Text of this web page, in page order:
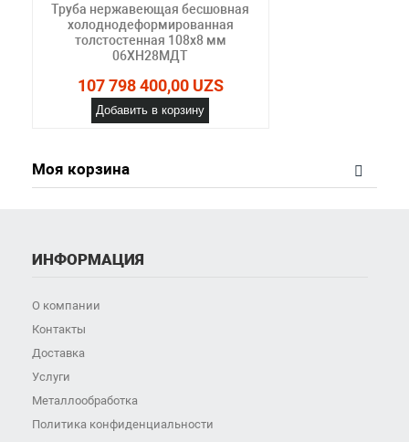
Труба нержавеющая бесшовная
холоднодеформированная
толстостенная 108х8 мм
06ХН28МДТ
107 798 400,00 UZS
Добавить в корзину
Моя корзина
ИНФОРМАЦИЯ
О компании
Контакты
Доставка
Услуги
Металлообработка
Политика конфиденциальности